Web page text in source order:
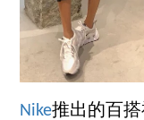
Nike推出的百搭